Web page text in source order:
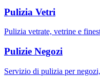
Pulizia Vetri
Pulizia vetrate, vetrine e
Pulizie Negozi
Servizio di pulizia per